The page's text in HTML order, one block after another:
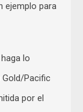
ejemplo para
lo
Gold/Pacific
por el